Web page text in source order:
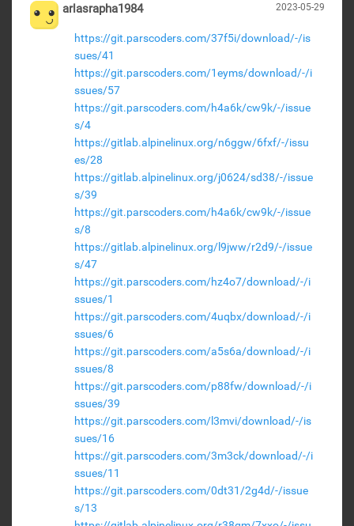
2023-05-29
arlasrapha1984
https://git.parscoders.com/37f5i/download/-/is
sues/41
https://git.parscoders.com/1eyms/download/-/i
ssues/57
https://git.parscoders.com/h4a6k/cw9k/-/issue
s/4
https://gitlab.alpinelinux.org/n6ggw/6fxf/-/issu
es/28
https://gitlab.alpinelinux.org/j0624/sd38/-/issue
s/39
https://git.parscoders.com/h4a6k/cw9k/-/issue
s/8
https://gitlab.alpinelinux.org/l9jww/r2d9/-/issue
s/47
https://git.parscoders.com/hz4o7/download/-/i
ssues/1
https://git.parscoders.com/4uqbx/download/-/i
ssues/6
https://git.parscoders.com/a5s6a/download/-/i
ssues/8
https://git.parscoders.com/p88fw/download/-/i
ssues/39
https://git.parscoders.com/l3mvi/download/-/is
sues/16
https://git.parscoders.com/3m3ck/download/-/i
ssues/11
https://git.parscoders.com/0dt31/2g4d/-/issue
s/13